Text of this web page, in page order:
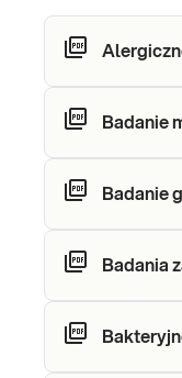
Badanie
Badanie
Badania